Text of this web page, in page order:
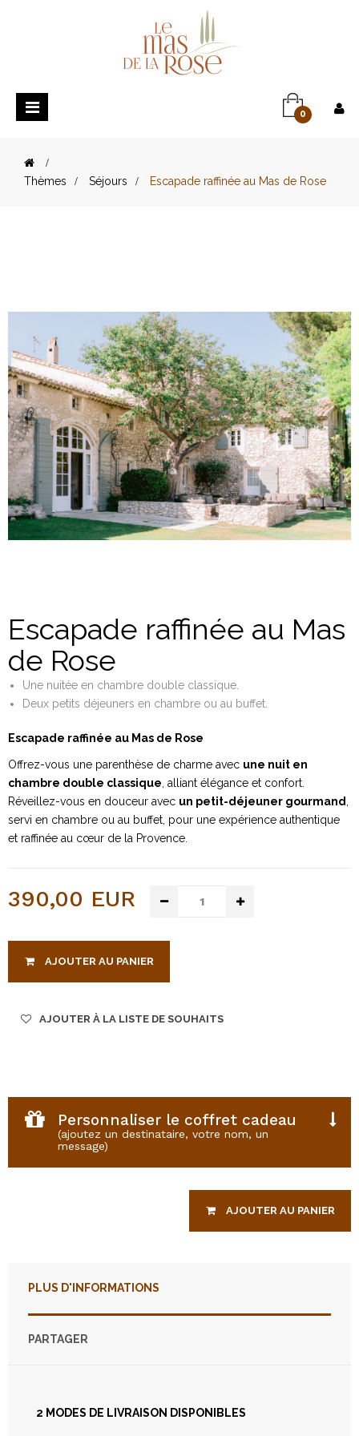
Basculer
navigation
0
>
Thèmes
> Séjours > Escapade raffinée au Mas de Rose
Escapade raffinée au Mas
de Rose
Une nuitée en chambre double classique.
Deux petits déjeuners en chambre ou au buffet.
Escapade raffinée au Mas de Rose
Offrez-vous une parenthèse de charme avec une nuit en
chambre double classique , alliant élégance et confort.
Réveillez-vous en douceur avec un petit-déjeuner gourmand
servi en chambre ou au buffet, pour une expérience authentique
et raffinée au cœur de la Provence.
390,00 EUR
AJOUTER AU PANIER
AJOUTER À LA LISTE DE SOUHAITS
Personnaliser le coffret cadeau
(ajoutez un destinataire, votre nom, un
message)
AJOUTER AU PANIER
PLUS D'INFORMATIONS
PARTAGER
2 MODES DE LIVRAISON DISPONIBLES